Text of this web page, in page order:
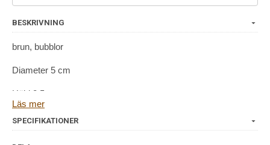
BESKRIVNING
brun, bubblor
Diameter 5 cm
Höjd 8,5 cm
Läs mer
SPECIFIKATIONER